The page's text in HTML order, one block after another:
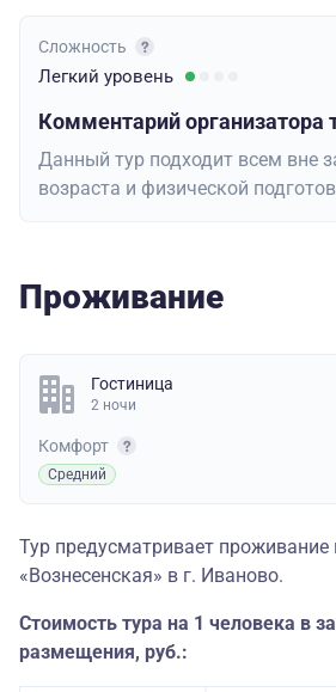
Сложность
Легкий уровень
Комментарий организатора
Данный тур подходит всем вне
возраста и физической
Проживание
Гостиница
2 ночи
Комфорт
Средний
Тур предусматривает проживание
«Вознесенская» в г. Иваново.
Стоимость тура на 1 человека в
размещения, руб.: